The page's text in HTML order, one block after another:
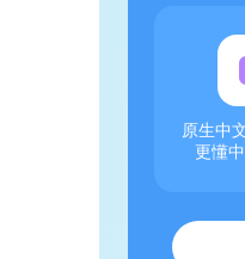
原生中
更懂